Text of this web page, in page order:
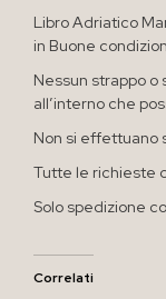
Libro Adriatico
in Buone
Nessun strappo o
all’interno che
Non si effettuano
Tutte le richieste
Solo spedizione
Correlati